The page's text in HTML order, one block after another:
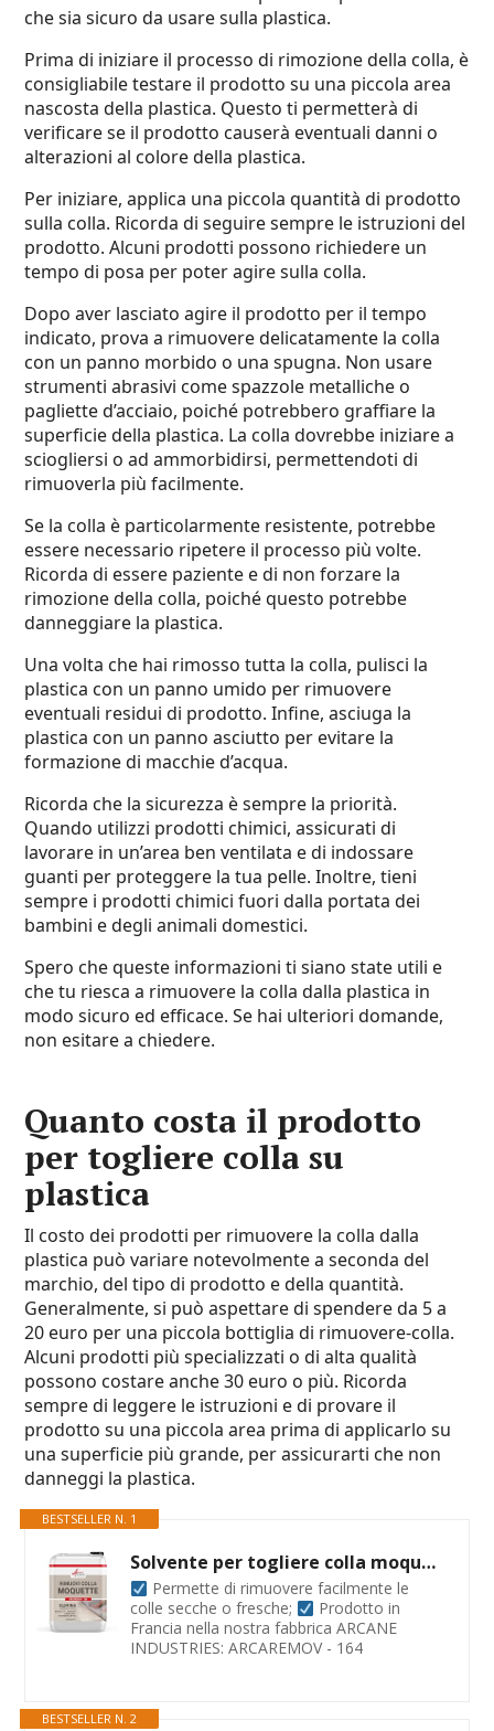
che sia sicuro da usare sulla plastica.
Prima di iniziare il processo di rimozione della colla, è
consigliabile testare il prodotto su una piccola area
nascosta della plastica. Questo ti permetterà di
verificare se il prodotto causerà eventuali danni o
alterazioni al colore della plastica.
Per iniziare, applica una piccola quantità di prodotto
sulla colla. Ricorda di seguire sempre le istruzioni del
prodotto. Alcuni prodotti possono richiedere un
tempo di posa per poter agire sulla colla.
Dopo aver lasciato agire il prodotto per il tempo
indicato, prova a rimuovere delicatamente la colla
con un panno morbido o una spugna. Non usare
strumenti abrasivi come spazzole metalliche o
pagliette d’acciaio, poiché potrebbero graffiare la
superficie della plastica. La colla dovrebbe iniziare a
sciogliersi o ad ammorbidirsi, permettendoti di
rimuoverla più facilmente.
Se la colla è particolarmente resistente, potrebbe
essere necessario ripetere il processo più volte.
Ricorda di essere paziente e di non forzare la
rimozione della colla, poiché questo potrebbe
danneggiare la plastica.
Una volta che hai rimosso tutta la colla, pulisci la
plastica con un panno umido per rimuovere
eventuali residui di prodotto. Infine, asciuga la
plastica con un panno asciutto per evitare la
formazione di macchie d’acqua.
Ricorda che la sicurezza è sempre la priorità.
Quando utilizzi prodotti chimici, assicurati di
lavorare in un’area ben ventilata e di indossare
guanti per proteggere la tua pelle. Inoltre, tieni
sempre i prodotti chimici fuori dalla portata dei
bambini e degli animali domestici.
Spero che queste informazioni ti siano state utili e
che tu riesca a rimuovere la colla dalla plastica in
modo sicuro ed efficace. Se hai ulteriori domande,
non esitare a chiedere.
Quanto costa il prodotto
per togliere colla su
plastica
Il costo dei prodotti per rimuovere la colla dalla
plastica può variare notevolmente a seconda del
marchio, del tipo di prodotto e della quantità.
Generalmente, si può aspettare di spendere da 5 a
20 euro per una piccola bottiglia di rimuovere-colla.
Alcuni prodotti più specializzati o di alta qualità
possono costare anche 30 euro o più. Ricorda
sempre di leggere le istruzioni e di provare il
prodotto su una piccola area prima di applicarlo su
una superficie più grande, per assicurarti che non
danneggi la plastica.
BESTSELLER N. 1
Solvente per togliere colla moquette - 5 L Gel - ARCANE INDUSTRIES
Permette di rimuovere facilmente le
colle secche o fresche;
Prodotto in
Francia nella nostra fabbrica ARCANE
INDUSTRIES: ARCAREMOV - 164
BESTSELLER N. 2